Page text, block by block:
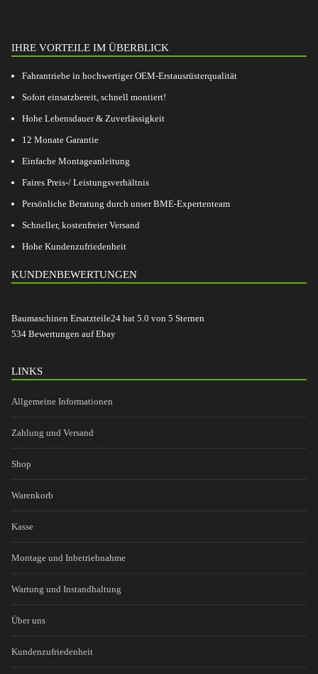
IHRE VORTEILE IM ÜBERBLICK
Fahrantriebe in hochwertiger OEM-Erstausrüsterqualität
Sofort einsatzbereit, schnell montiert!
Hohe Lebensdauer & Zuverlässigkeit
12 Monate Garantie
Einfache Montageanleitung
Faires Preis-/ Leistungsverhältnis
Persönliche Beratung durch unser BME-Expertenteam
Schneller, kostenfreier Versand
Hohe Kundenzufriedenheit
KUNDENBEWERTUNGEN
Baumaschinen Ersatzteile24 hat 5.0 von 5 Sternen
534 Bewertungen auf Ebay
LINKS
Allgemeine Informationen
Zahlung und Versand
Shop
Warenkorb
Kasse
Montage und Inbetriebnahme
Wartung und Instandhaltung
Über uns
Kundenzufriedenheit